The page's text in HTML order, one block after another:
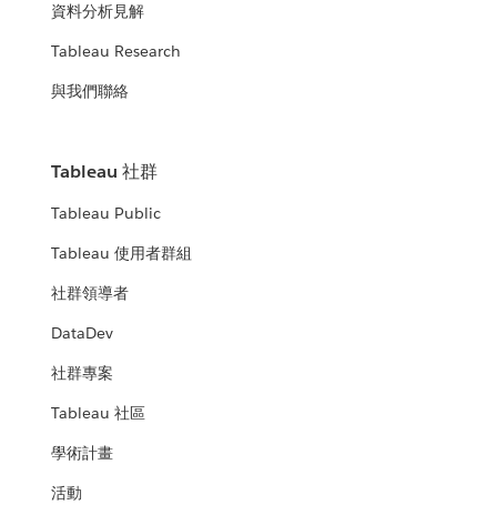
資料分析見解
Tableau Research
與我們聯絡
Tableau 社群
Tableau Public
Tableau 使用者群組
社群領導者
DataDev
社群專案
Tableau 社區
學術計畫
活動